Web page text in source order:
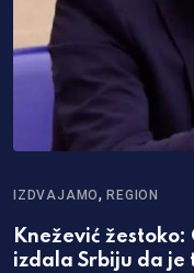
IZDVAJAMO,REGION
Knežević
izdala Srbiju da je